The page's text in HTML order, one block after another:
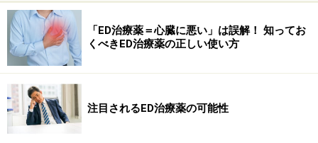
（妊活前からEDになっていた人を除いた）男性499人に
子作り中にEDになった経験について問うと、平均して3
人に1人が、子づくりが原因でEDになった経験があるこ
とがわかりました。20～24歳ではその年代の過半数を超
える56.7%が子づくりEDを経験しており、この数値の高
さは若年層におけるED発生率の高さも示しています。
「ED治療薬＝心臓に悪い」は誤解！ 知ってお
くべきED治療薬の正しい使い方
注目されるED治療薬の可能性